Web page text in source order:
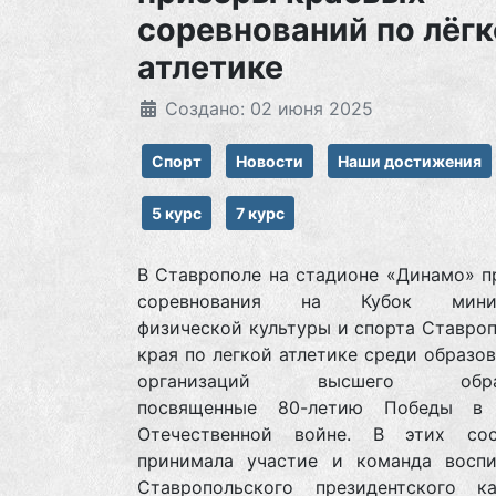
соревнований по
атлетике
Создано: 02 июня 2025
Спорт Новости Наши достижения
5 курс 7 курс
В Ставрополе на стадионе «Динамо»
соревнования на Кубок
физической культуры и спорта
края по легкой атлетике среди
организаций высшего
посвященные 80-летию Победы в
Отечественной войне. В этих
принимала участие и команда
Ставропольского президентского